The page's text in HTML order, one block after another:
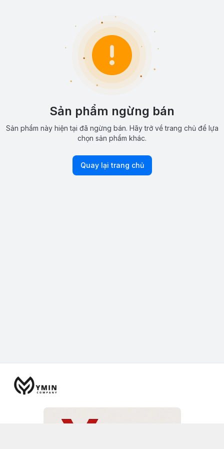
Sản phẩm ngừng bán
Sản phẩm này hiện tại đã ngừng bán. Hãy trở về trang chủ để lựa
chọn sản phẩm khác.
Quay lại trang chủ